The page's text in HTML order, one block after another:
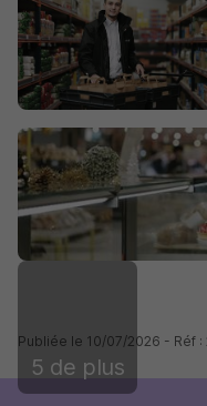
5 de plus
Publiée le 10/07/2026 - Réf :